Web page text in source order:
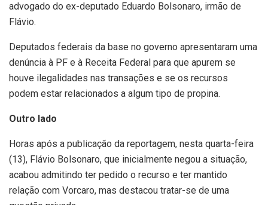
advogado do ex-deputado Eduardo Bolsonaro, irmão de
Flávio.
Deputados federais da base no governo apresentaram uma
denúncia à PF e à Receita Federal para que apurem se
houve ilegalidades nas transações e se os recursos
podem estar relacionados a algum tipo de propina.
Outro lado
Horas após a publicação da reportagem, nesta quarta-feira
(13), Flávio Bolsonaro, que inicialmente negou a situação,
acabou admitindo ter pedido o recurso e ter mantido
relação com Vorcaro, mas destacou tratar-se de uma